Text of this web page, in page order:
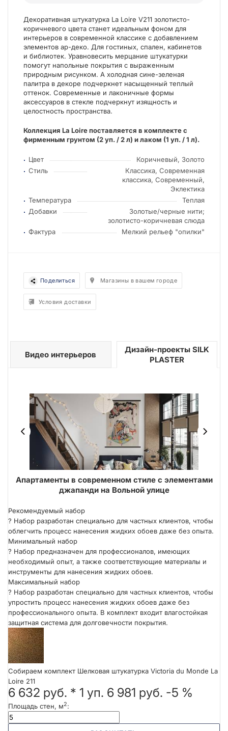
Декоративная штукатурка La Loire V211 золотисто-
коричневого цвета станет идеальным фоном для
интерьеров в современной классике с добавлением
элементов ар-деко. Для гостиных, спален, кабинетов
и библиотек. Уравновесить мерцание штукатурки
помогут напольные покрытия с выраженным
природным рисунком. А холодная сине-зеленая
палитра в декоре подчеркнет насыщенный теплый
оттенок. Современные и лаконичные формы
аксессуаров в стекле подчеркнут изящность и
целостность пространства.
Коллекция La Loire поставляется в комплекте с
фирменным грунтом (2 уп. / 2 л) и лаком (1 уп. / 1 л).
Цвет
Коричневый, Золото
Стиль
Классика, Современная
классика, Современный,
Эклектика
Температура
Теплая
Добавки
Золотые/черные нити;
золотисто-коричневая слюда
Фактура
Мелкий рельеф "опилки"
Поделиться Магазины в вашем городе
Условия доставки
Видео интерьеров
Дизайн-проекты SILK
PLASTER
Апартаменты в современном стиле с элементами
джапанди на Вольной улице
Рекомендуемый набор
? Набор разработан специально для частных клиентов, чтобы
облегчить процесс нанесения жидких обоев даже без опыта.
Минимальный набор
? Набор предназначен для профессионалов, имеющих
необходимый опыт, а также соответствующие материалы и
инструменты для нанесения жидких обоев.
Максимальный набор
? Набор разработан специально для частных клиентов, чтобы
упростить процесс нанесения жидких обоев даже без
профессионального опыта. В комплект входит влагостойкая
защитная система для долговечности покрытия.
Собираем комплект Шелковая штукатурка Victoria du Monde La
Loire 211
6 632 руб. * 1 уп. 6 981 руб. -5 %
Площадь стен, м2: